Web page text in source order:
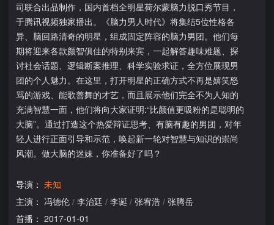
司联合出品制作，国内首档全明星荷尔蒙脑力脱口秀节目，
于腾讯视频独家播出。《脑力男人时代》将集结5位性格各
异、脑回路清奇的明星，组成固定阵容的脑力男团。他们每
期将迎来各款颜智俱佳的特别来宾，一起解答趣味难题、探
讨社会话题、逻辑断案推理、科学实验求证，全方位展现男
团的个人魅力。在这里，打开明星的正确方式不再是嬉笑怒
骂的游戏、能歌善舞的才艺，而且展示他们完全不为人知的
充满智慧一面，他们将向大家证明:“比颜值更吸粉的是聪明的
大脑”。通过打造这个热爱辩证思考、有脑有趣的男团，对年
轻人进行正面引导和示范，唤起新一轮对智慧与知识的崇尚
风潮。做大脑的迷妹，你准备好了吗？
导演： 未知
主演： 冯德伦 / 李治廷 / 李诞 / 张宥浩 / 张腾岳
首播： 2017-01-01